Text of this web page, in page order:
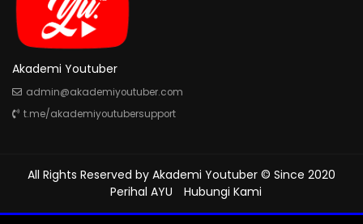
Akademi Youtuber
admin@akademiyoutuber.com
t.me/akademiyoutubersupport
All Rights Reserved by Akademi Youtuber © Since 2020
Perihal AYU
Hubungi Kami